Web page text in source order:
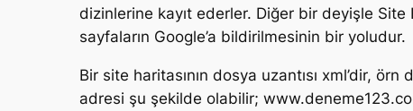
dizinlerine kayıt ederler. Diğer bir deyişle
sayfaların Google’a bildirilmesinin bir yoludur.
Bir site haritasının dosya uzantısı xml’dir,
adresi şu şekilde olabilir;